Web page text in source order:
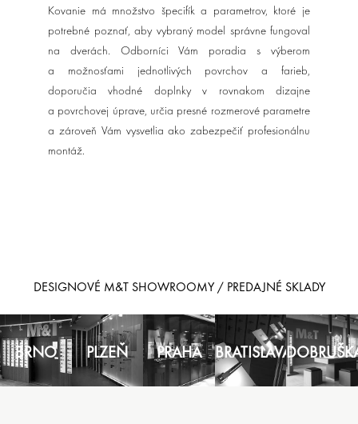
Kovanie má množstvo špecifík a parametrov, ktoré je
potrebné poznať, aby vybraný model správne fungoval
na dverách. Odborníci Vám poradia s výberom
a možnosťami jednotlivých povrchov a farieb,
doporučia vhodné doplnky v rovnakom dizajne
a povrchovej úprave, určia presné rozmerové parametre
a zároveň Vám vysvetlia ako zabezpečiť profesionálnu
montáž.
DESIGNOVÉ M&T SHOWROOMY / PREDAJNÉ SKLADY
BRNO PLZEŇ PRAHA BRATISLAVA